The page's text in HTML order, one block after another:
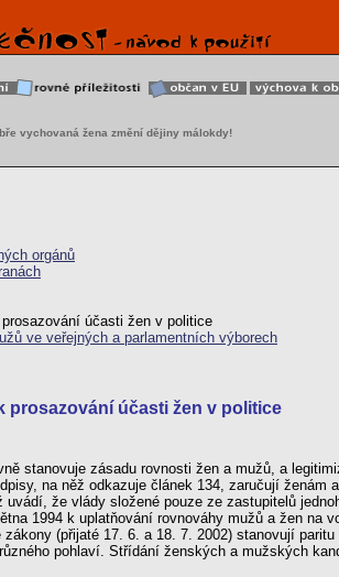
vychovaná žena změní dějiny málokdy!
orgánů
účasti žen v politice
ve veřejných a parlamentních výborech
prosazování účasti žen v politice
stanovuje zásadu rovnosti žen a mužů, a
na něž odkazuje článek 134, zaručují
uvádí, že vlády složené pouze ze zastupitelů
1994 k uplatňování rovnováhy mužů a žen
(přijaté 17. 6. a 18. 7. 2002) stanovují
pohlaví. Střídání ženských a mužských